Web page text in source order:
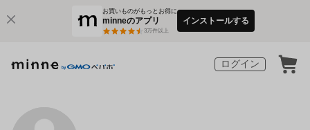
お買いものがもっとお得に
minneのアプリ
3万件以上
インストールする
ログイン